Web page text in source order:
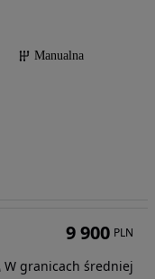
Manualna
9 900 PLN
W granicach średniej